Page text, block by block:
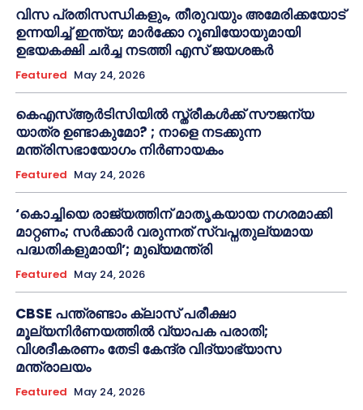
വിസ പ്രതിസന്ധികളും, തീരുവയും അമേരിക്കയോട്
ഉന്നയിച്ച് ഇന്ത്യ; മാർക്കോ റൂബിയോയുമായി
ഉഭയകക്ഷി ചർച്ച നടത്തി എസ് ജയശങ്കർ
Featured May 24, 2026
കെഎസ്ആർടിസിയിൽ സ്ത്രീകൾക്ക് സൗജന്യ
യാത്ര ഉണ്ടാകുമോ? ; നാളെ നടക്കുന്ന
മന്ത്രിസഭായോഗം നിർണായകം
Featured May 24, 2026
‘കൊച്ചിയെ രാജ്യത്തിന് മാതൃകയായ നഗരമാക്കി
മാറ്റണം; സർക്കാർ വരുന്നത് സ്വപ്നതുല്യമായ
പദ്ധതികളുമായി’; മുഖ്യമന്ത്രി
Featured May 24, 2026
CBSE പന്ത്രണ്ടാം ക്ലാസ് പരീക്ഷാ
മൂല്യനിർണയത്തിൽ വ്യാപക പരാതി;
വിശദീകരണം തേടി കേന്ദ്ര വിദ്യാഭ്യാസ
മന്ത്രാലയം
Featured May 24, 2026